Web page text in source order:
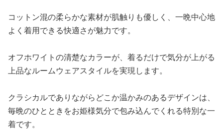
コットン混の柔らかな素材が肌触りも優しく、一晩中心地
よく着用できる快適さが魅力です。
オフホワイトの清楚なカラーが、着るだけで気分が上がる
上品なルームウェアスタイルを実現します。
クラシカルでありながらどこか温かみのあるデザインは、
毎晩のひとときをお姫様気分で包み込んでくれる特別な一
着です。